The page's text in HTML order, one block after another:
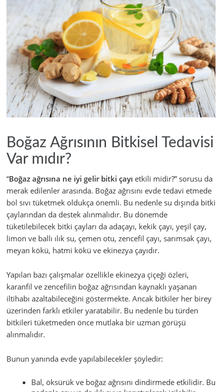
Boğaz Ağrısının Bitkisel Tedavisi
Var mıdır?
“Boğaz ağrısına ne iyi gelir bitki çayı etkili midir?” sorusu da
merak edilenler arasında. Boğaz ağrısını evde tedavi etmede
bol sıvı tüketmek oldukça önemli. Bu nedenle su dışında bitki
çaylarından da destek alınmalıdır. Bu dönemde
tüketilebilecek bitki çayları da adaçayı, kekik çayı, yeşil çay,
limon ve ballı ılık su, çemen otu, zencefil çayı, sarımsak çayı,
meyan kökü, hatmi kökü ve ekinezya çayıdır.
Yapılan bazı çalışmalar özellikle ekinezya çiçeği özleri,
karanfil ve zencefilin boğaz ağrısından kaynaklı yaşanan
iltihabı azaltabileceğini göstermekte. Ancak bitkiler her birey
üzerinden farklı etkiler yaratabilir. Bu nedenle bu türden
bitkileri tüketmeden önce mutlaka bir uzman görüşü
alınmalıdır.
Bunun yanında evde yapılabilecekler şöyledir:
Bal, öksürük ve boğaz ağrısını dindirmede etkilidir. Bu